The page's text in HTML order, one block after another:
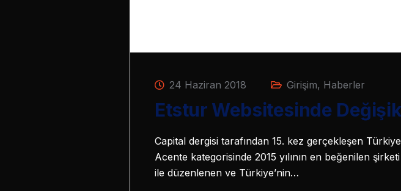
24 Haziran 2018 Girişim, Haberler
Etstur Websitesinde
Capital dergisi tarafından 15. kez gerçekleşen
Acente kategorisinde 2015 yılının en beğenilen
ile düzenlenen ve Türkiye’nin…